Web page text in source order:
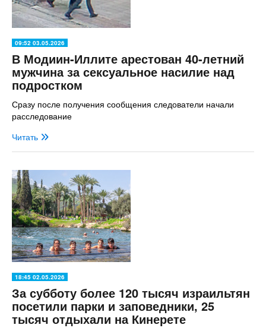
09:52 03.05.2026
В Модиин-Иллите арестован 40-летний
мужчина за сексуальное насилие над
подростком
Сразу после получения сообщения следователи начали
расследование
Читать
18:45 02.05.2026
За субботу более 120 тысяч израильтян
посетили парки и заповедники, 25
тысяч отдыхали на Кинерете